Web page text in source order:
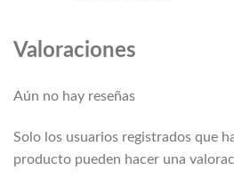
Valoraciones
Aún no hay reseñas
Solo los usuarios registrados que
producto pueden hacer una